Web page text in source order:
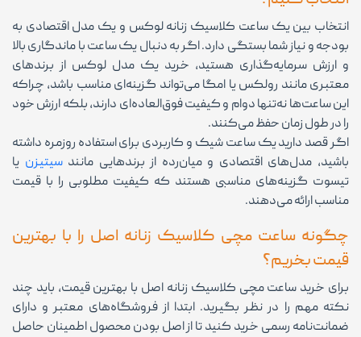
انتخاب بین یک ساعت کلاسیک زنانه لوکس و یک مدل اقتصادی به
بودجه و نیاز شما بستگی دارد. اگر به دنبال یک ساعت با ماندگاری بالا
و ارزش سرمایه‌گذاری هستید، خرید یک مدل لوکس از برندهای
معتبری مانند رولکس یا امگا می‌تواند گزینه‌ای مناسب باشد، چراکه
این ساعت‌ها نه‌تنها دوام و کیفیت فوق‌العاده‌ای دارند، بلکه ارزش خود
را در طول زمان حفظ می‌کنند.
اگر قصد دارید یک ساعت شیک و کاربردی برای استفاده روزمره داشته
باشید، مدل‌های اقتصادی و میان‌رده از برندهایی مانندسیتیزن یا
تیسوت گزینه‌های مناسبی هستند که کیفیت مطلوبی را با قیمت
مناسب ارائه می‌دهند.
چگونه ساعت مچی کلاسیک زنانه اصل را با بهترین
قیمت بخریم؟
برای خرید ساعت مچی کلاسیک زنانه اصل با بهترین قیمت، باید چند
نکته مهم را در نظر بگیرید. ابتدا از فروشگاه‌های معتبر و دارای
ضمانت‌نامه رسمی خرید کنید تا از اصل بودن محصول اطمینان حاصل